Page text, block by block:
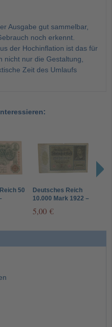
Ausgabe gut sammelbar,
noch erkennt.
der Hochinflation ist das für
nicht nur die Gestaltung,
Zeit des Umlaufs
50
–
Deutsches Reich
10.000 Mark 1922 –
Rosenberg 68 –
5,00 €